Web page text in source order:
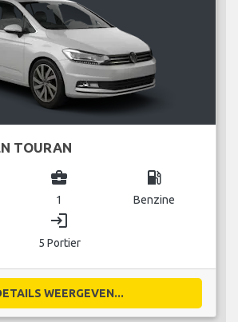
TOURAN
business_center
1
local_gas_station
Benzine
login
5 Portier
WEERGEVEN...